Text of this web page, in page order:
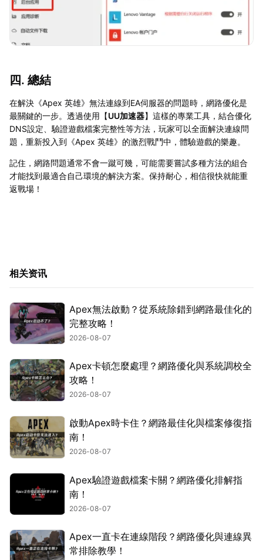
四. 總結
在解決《Apex 英雄》無法連線到EA伺服器的問題時，網路優化是
最關鍵的一步。透過使用【UU加速器】這樣的專業工具，結合優化
DNS設定、驗證遊戲檔案完整性等方法，玩家可以全面解決連線問
題，重新投入到《Apex 英雄》的激烈戰鬥中，體驗遊戲的樂趣。
記住，網路問題通常不會一蹴可幾，可能需要嘗試多種方法的組合
才能找到最適合自己環境的解決方案。保持耐心，相信很快就能重
返戰場！
相关资讯
Apex無法啟動？從系統除錯到網路最佳化的
完整攻略！
2026-08-07
Apex卡頓怎麼處理？網路優化與系統調校全
攻略！
2026-08-07
啟動Apex時卡住？網路最佳化與檔案修復指
南！
2026-08-07
Apex驗證遊戲檔案卡關？網路優化排解指
南！
2026-08-07
Apex一直卡在連線階段？網路優化與連線異
常排除教學！